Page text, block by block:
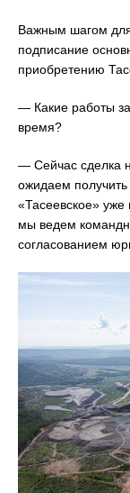
Важным шагом
подписание
приобретению
— Какие работы
время?
— Сейчас сделка
ожидаем
«Тасеевское»
мы ведем
согласованием